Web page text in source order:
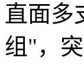
直面多
组"，